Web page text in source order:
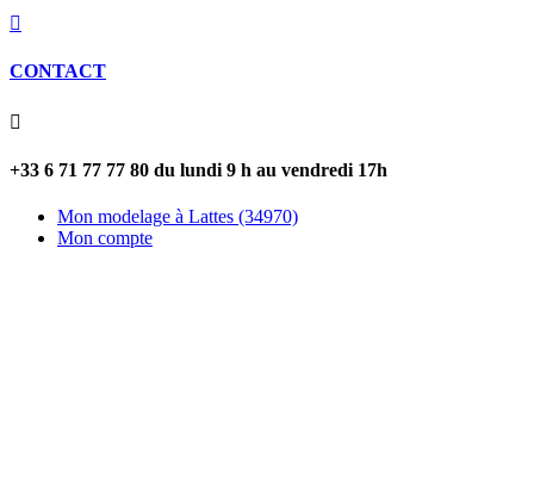

CONTACT

+33 6 71 77 77 80 du lundi 9 h au vendredi 17h
Mon modelage à Lattes (34970)
Mon compte